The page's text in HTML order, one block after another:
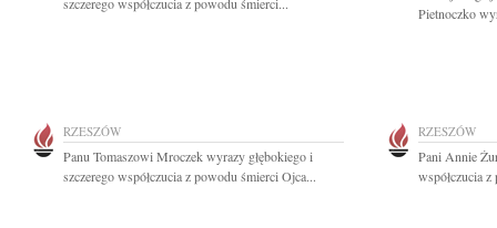
Pietnoczko
RZESZÓW
Panu Tomaszowi Mroczek wyrazy głębokiego i
szczerego współczucia z powodu śmierci Ojca...
RZESZÓW
Pani Annie
współczucia